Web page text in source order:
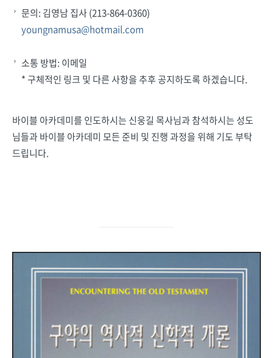
문의: 김영남 집사 (213-864-0360)
youngnamusa@hotmail.com
소통 방법: 이메일
* 구체적인 링크 및 다른 사항을 추후 공지하도록 하겠습니다.
바이블 아카데미를 인도하시는 신웅길 목사님과 참석하시는 성도
님들과 바이블 아카데미 모든 준비 및 진행 과정을 위해 기도 부탁
드립니다.